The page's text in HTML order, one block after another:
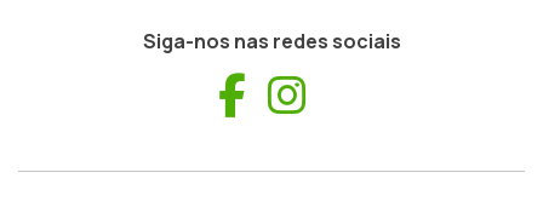
Siga-nos nas redes sociais
Facebook